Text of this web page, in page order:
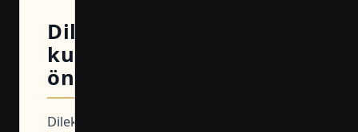
Dilekçeyi
kullanmadan
önce
Dilekçeyi